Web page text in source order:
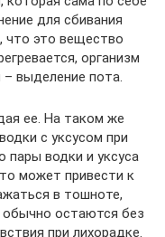
для сбивания
что это вещество
организм
выделение пота.
ее. На таком же
с уксусом при
пары водки и уксуса
может привести к
в тошноте,
остаются без
при лихорадке.